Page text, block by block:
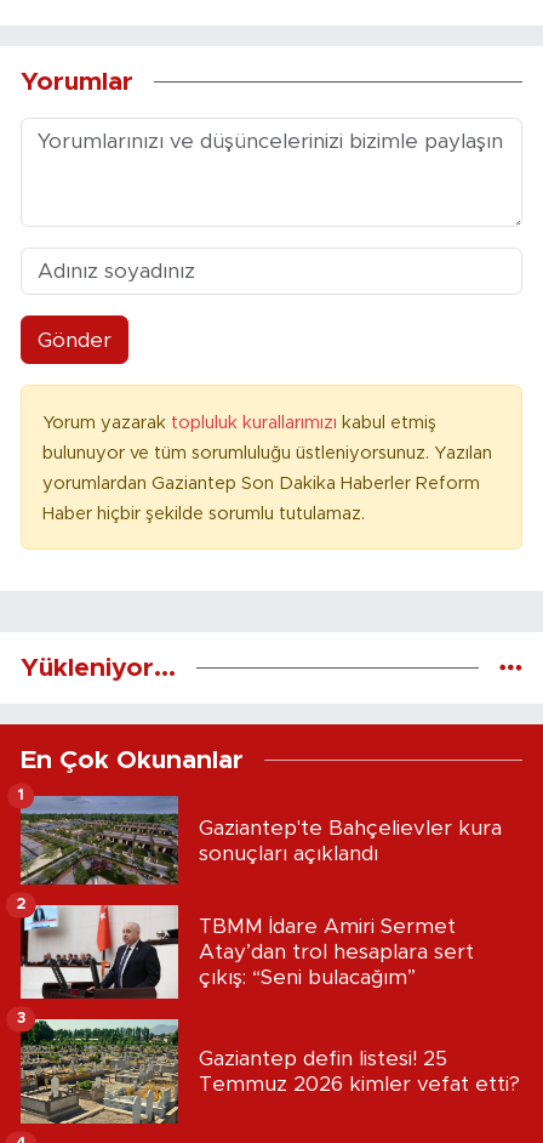
Yorumlar
Gönder
Yorum yazarak topluluk kurallarımızı kabul etmiş
bulunuyor ve tüm sorumluluğu üstleniyorsunuz. Yazılan
yorumlardan Gaziantep Son Dakika Haberler Reform
Haber hiçbir şekilde sorumlu tutulamaz.
Yükleniyor...
En Çok Okunanlar
Gaziantep'te Bahçelievler kura
sonuçları açıklandı
1
TBMM İdare Amiri Sermet
Atay’dan trol hesaplara sert
çıkış: “Seni bulacağım”
2
Gaziantep defin listesi! 25
Temmuz 2026 kimler vefat etti?
3